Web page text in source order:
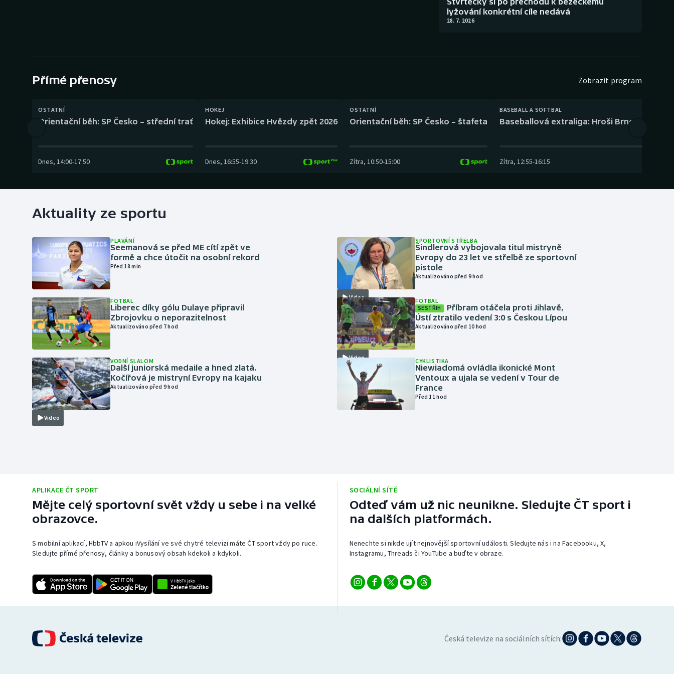
Gymnastika Plážový volejbal
lyžování konkrétní cíle nedává
28. 7. 2026
Přímé přenosy Zobrazit program
OSTATNÍ
Orientační běh: SP Česko – střední trať
Dnes, 14:00-17:50
HOKEJ
Hokej: Exhibice Hvězdy zpět 2026
Dnes, 16:55-19:30
OSTATNÍ
Orientační běh: SP Česko – štafeta
Zítra, 10:50-15:00
BASEBALL A SOFTBAL
Baseballová extraliga: Hroši Brno – Eagles
Zítra, 12:55-16:15
Aktuality ze sportu
PLAVÁNÍ
Seemanová se před ME cítí zpět ve
formě a chce útočit na osobní rekord
Před 18 min
FOTBAL
Liberec díky gólu Dulaye připravil
Zbrojovku o neporazitelnost
Aktualizováno před 7 hod
Video
VODNÍ SLALOM
Další juniorská medaile a hned zlatá.
Kočířová je mistryní Evropy na kajaku
Aktualizováno před 9 hod
Video
SPORTOVNÍ STŘELBA
Šindlerová vybojovala titul mistryně
Evropy do 23 let ve střelbě ze sportovní
pistole
Aktualizováno před 9 hod
Video
FOTBAL
SESTŘIH
Příbram otáčela proti Jihlavě,
Ústí ztratilo vedení 3:0 s Českou Lípou
Aktualizováno před 10 hod
CYKLISTIKA
Niewiadomá ovládla ikonické Mont
Ventoux a ujala se vedení v Tour de
France
Před 11 hod
APLIKACE ČT SPORT
Mějte celý sportovní svět vždy u sebe i na velké
obrazovce.
S mobilní aplikací, HbbTV a apkou iVysílání ve své chytré televizi máte ČT sport vždy po ruce.
Sledujte přímé přenosy, články a bonusový obsah kdekoli a kdykoli.
SOCIÁLNÍ SÍTĚ
Odteď vám už nic neunikne. Sledujte ČT sport i
na dalších platformách.
Nenechte si nikde ujít nejnovější sportovní události. Sledujte nás i na Facebooku, X,
Instagramu, Threads či YouTube a buďte v obraze.
Česká televize na sociálních sítích: